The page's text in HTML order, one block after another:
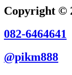
Copyright ©
082-6464641
@pikm888